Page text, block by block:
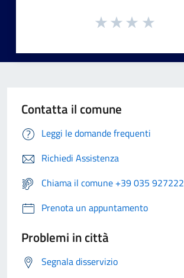
Contatta il comune
Leggi le domande frequenti
Richiedi Assistenza
Chiama il comune +39 035 927222
Prenota un appuntamento
Problemi in città
Segnala disservizio